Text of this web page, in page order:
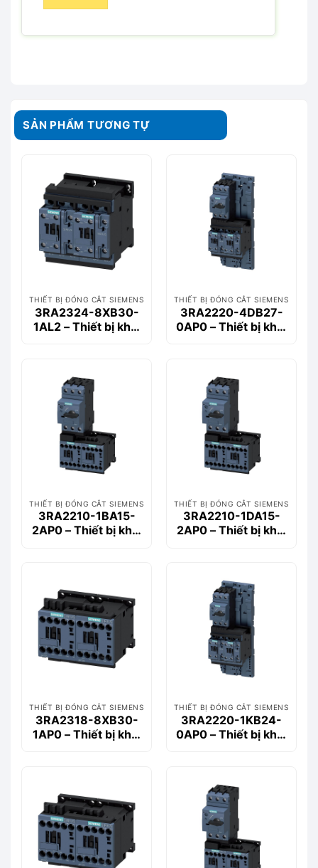
SẢN PHẨM TƯƠNG TỰ
THIẾT BỊ ĐÓNG CẮT SIEMENS
3RA2324-8XB30-
1AL2 – Thiết bị khởi
THIẾT BỊ ĐÓNG CẮT SIEMENS
3RA2220-4DB27-
0AP0 – Thiết bị khởi
THIẾT BỊ ĐÓNG CẮT SIEMENS
3RA2210-1BA15-
2AP0 – Thiết bị khởi
THIẾT BỊ ĐÓNG CẮT SIEMENS
3RA2210-1DA15-
2AP0 – Thiết bị khởi
THIẾT BỊ ĐÓNG CẮT SIEMENS
3RA2318-8XB30-
1AP0 – Thiết bị khởi
THIẾT BỊ ĐÓNG CẮT SIEMENS
3RA2220-1KB24-
0AP0 – Thiết bị khởi